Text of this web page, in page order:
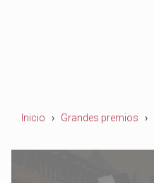
Inicio Grandes premios